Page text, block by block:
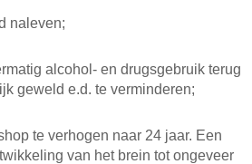
naleven;
alcohol- en drugsgebruik terug
geweld e.d. te verminderen;
te verhogen naar 24 jaar. Een
van het brein tot ongeveer